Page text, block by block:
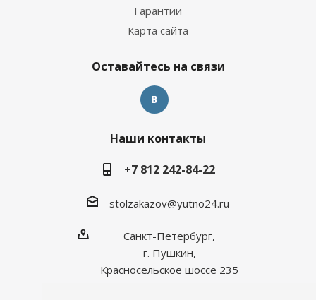
Гарантии
Карта сайта
Оставайтесь на связи
Наши контакты
+7 812 242-84-22
stolzakazov@yutno24.ru
Санкт-Петербург,
г. Пушкин,
Красносельское шоссе 235